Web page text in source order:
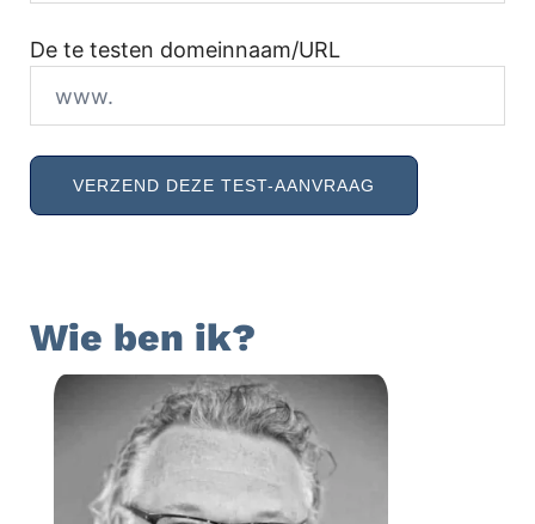
De te testen domeinnaam/URL
Wie ben ik?